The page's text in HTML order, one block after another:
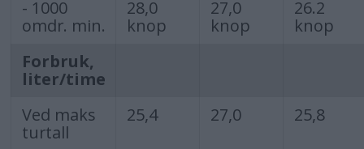
- 1000
omdr. min.
28,0
knop
27,0
knop
26.2
knop
Forbruk,
liter/time
Ved maks
turtall
25,4 27,0 25,8